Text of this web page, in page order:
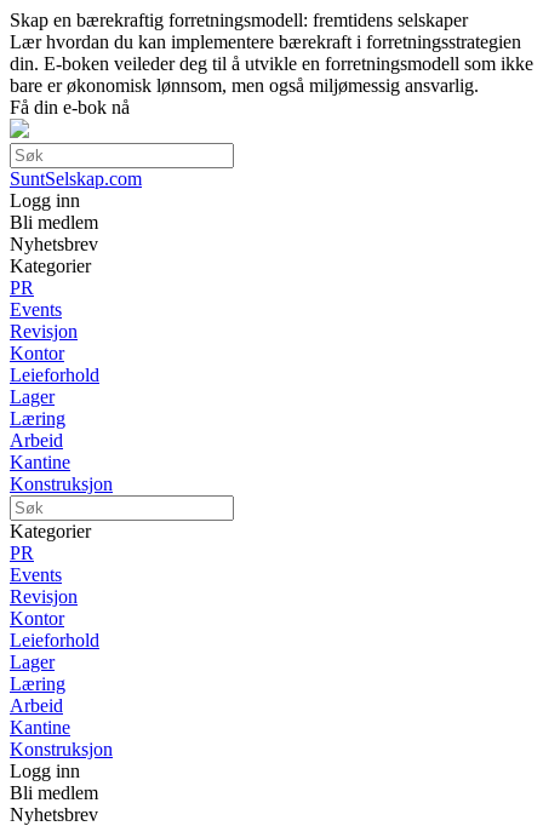
Skap en bærekraftig forretningsmodell: fremtidens selskaper
Lær hvordan du kan implementere bærekraft i forretningsstrategien
din. E-boken veileder deg til å utvikle en forretningsmodell som ikke
bare er økonomisk lønnsom, men også miljømessig ansvarlig.
Få din e-bok nå
SuntSelskap.com
Logg inn
Bli medlem
Nyhetsbrev
Kategorier
PR
Events
Revisjon
Kontor
Leieforhold
Lager
Læring
Arbeid
Kantine
Konstruksjon
Kategorier
PR
Events
Revisjon
Kontor
Leieforhold
Lager
Læring
Arbeid
Kantine
Konstruksjon
Logg inn
Bli medlem
Nyhetsbrev